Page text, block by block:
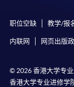
表可向報名
往報名中心
報讀同一學
职位空缺 教学/报
内联网 网页出版
© 2026 香港大学专
香港大学专业进修学